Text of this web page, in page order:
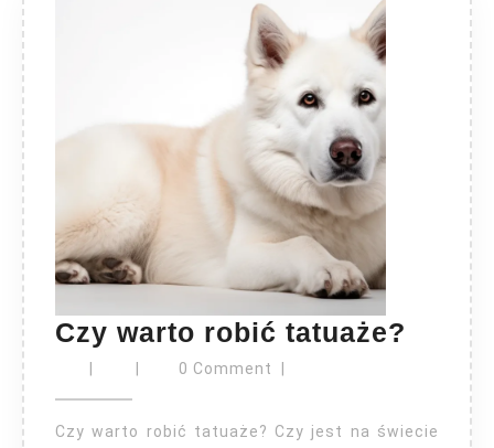
Czy warto robić tatuaże?
warto
robić
0 Comment
Czy warto robić tatuaże? Czy jest na świecie